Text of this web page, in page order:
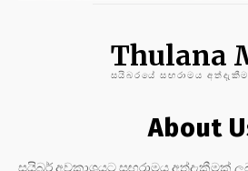
Thulana
සයිබරයේ සඟරාමය අත්දැකීම
About
සයිබර් අවකාශයට සඟරාමය අත්දැකීමක්